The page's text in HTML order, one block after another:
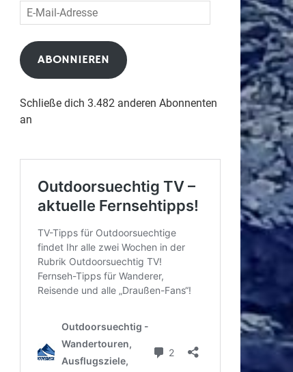
E-
Mail-
Adresse
ABONNIEREN
Schließe dich 3.482 anderen Abonnenten
an